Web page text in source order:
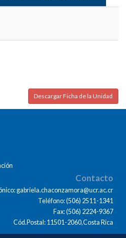
Descargar Ficha de la Unidad
Contacto
gabriela.chaconzamora@ucr.ac.cr
Teléfono: (506) 2511-1341
Fax: (506) 2224-9367
Cód.Postal: 11501-2060,Costa Rica